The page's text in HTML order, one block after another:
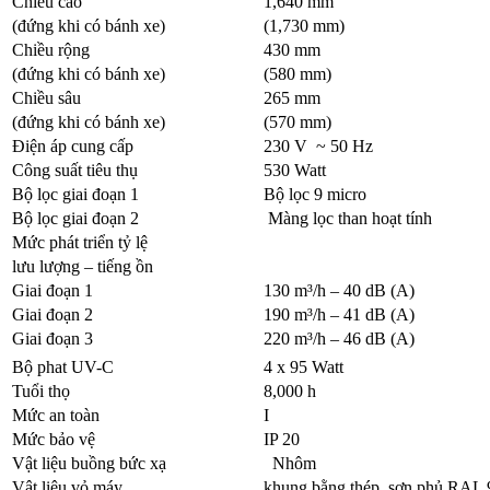
(đứng khi có bánh xe)
(1,730 mm)
Chiều rộng
430 mm
(đứng khi có bánh xe)
(580 mm)
Chiều sâu
265 mm
(đứng khi có bánh xe)
(570 mm)
Điện áp cung cấp
230 V ~ 50 Hz
Công suất tiêu thụ
530 Watt
Bộ lọc giai đoạn 1
Bộ lọc 9 micro
Bộ lọc giai đoạn 2
Màng lọc than hoạt tính
Mức phát triển tỷ lệ
lưu lượng – tiếng ồn
Giai đoạn 1
130 m³/h – 40 dB (A)
Giai đoạn 2
190 m³/h – 41 dB (A)
Giai đoạn 3
220 m³/h – 46 dB (A)
Bộ phat UV-C
4 x 95 Watt
Tuổi thọ
8,000 h
Mức an toàn
I
Mức bảo vệ
IP 20
Vật liệu buồng bức xạ
Nhôm